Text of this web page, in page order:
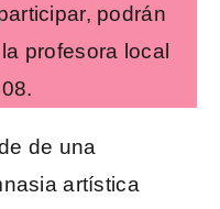
podrán
profesora local